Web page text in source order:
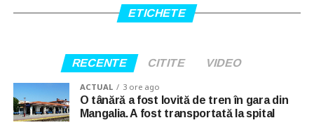
ETICHETE
RECENTE CITITE VIDEO
ACTUAL 3 ore ago
O tânără a fost lovită de tren în gara din
Mangalia. A fost transportată la spital